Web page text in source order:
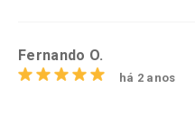
Fernando O.
há 2 anos